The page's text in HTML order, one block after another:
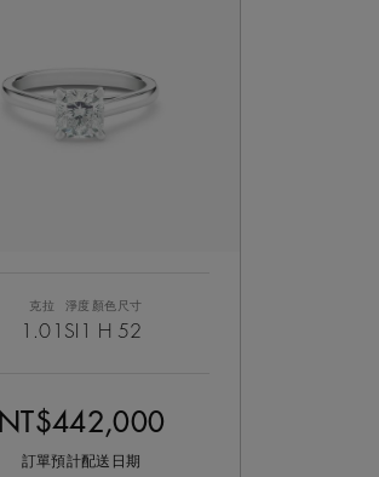
克拉
1.01
淨度
SI1
顏色
H
尺寸
52
NT$442,000
訂單預計配送日期